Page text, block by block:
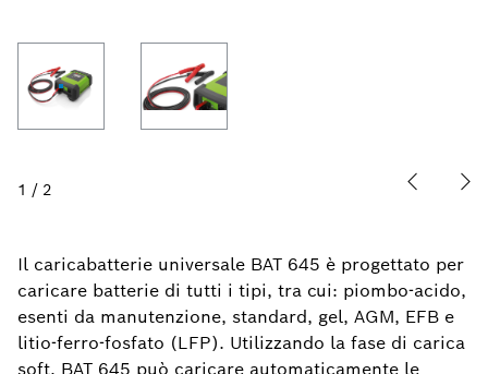
1 / 2
Il caricabatterie universale BAT 645 è progettato per
caricare batterie di tutti i tipi, tra cui: piombo-acido,
esenti da manutenzione, standard, gel, AGM, EFB e
litio-ferro-fosfato (LFP). Utilizzando la fase di carica
soft, BAT 645 può caricare automaticamente le